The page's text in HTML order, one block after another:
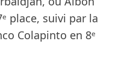
place, suivi par la
Colapinto en 8ᵉ